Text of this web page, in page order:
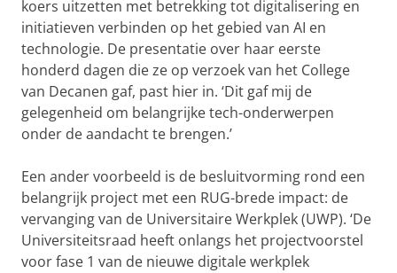
koers uitzetten met betrekking tot digitalisering en
initiatieven verbinden op het gebied van AI en
technologie. De presentatie over haar eerste
honderd dagen die ze op verzoek van het College
van Decanen gaf, past hier in. ‘Dit gaf mij de
gelegenheid om belangrijke tech-onderwerpen
onder de aandacht te brengen.’
Een ander voorbeeld is de besluitvorming rond een
belangrijk project met een RUG-brede impact: de
vervanging van de Universitaire Werkplek (UWP). ‘De
Universiteitsraad heeft onlangs het projectvoorstel
voor fase 1 van de nieuwe digitale werkplek